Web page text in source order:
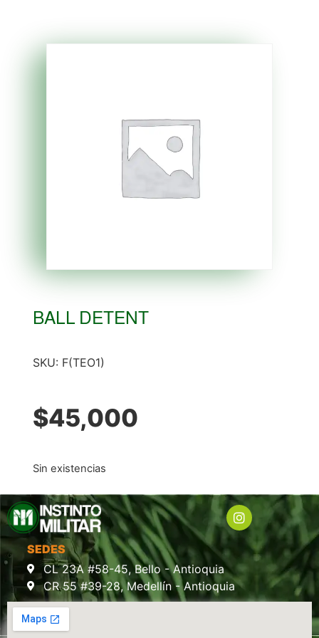
BALL DETENT
SKU: F(TEO1)
$45,000
Sin existencias
SEDES
CL 23A #58-45, Bello - Antioquia
CR 55 #39-28, Medellín - Antioquia